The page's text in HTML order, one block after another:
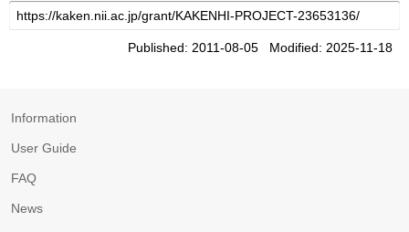
Published: 2011-08-05 Modified: 2025-11-18
Information
User Guide
FAQ
News